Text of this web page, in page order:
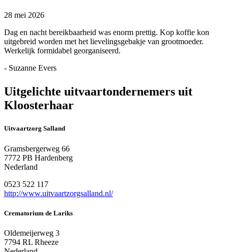
28 mei 2026
Dag en nacht bereikbaarheid was enorm prettig. Kop koffie kon
uitgebreid worden met het lievelingsgebakje van grootmoeder.
Werkelijk formidabel georganiseerd.
- Suzanne Evers
Uitgelichte uitvaartondernemers uit
Kloosterhaar
Uitvaartzorg Salland
Gramsbergerweg 66
7772 PB Hardenberg
Nederland
0523 522 117
http://www.uitvaartzorgsalland.nl/
Crematorium de Lariks
Oldemeijerweg 3
7794 RL Rheeze